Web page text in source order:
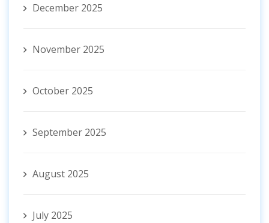
December 2025
November 2025
October 2025
September 2025
August 2025
July 2025